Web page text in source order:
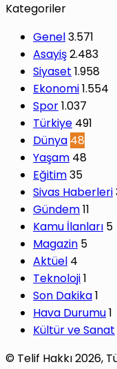
Kategoriler
Genel3.571
Asayiş2.483
Siyaset 1.958
Ekonomi1.554
Spor1.037
Türkiye 491
Dünya 48
Yaşam 48
Eğitim35
Sivas Haberleri
Gündem11
Kamu İlanları 5
Magazin 5
Aktüel 4
Teknoloji1
Son Dakika1
Hava Durumu1
Kültür ve Sanat
© Telif Hakkı 2026,